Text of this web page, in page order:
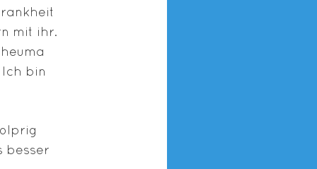
mit ihr.
bin
besser